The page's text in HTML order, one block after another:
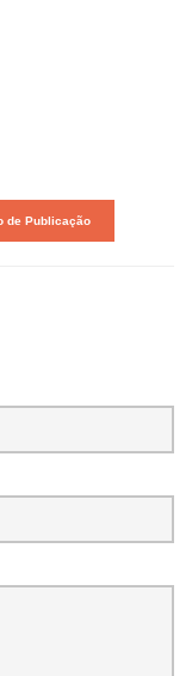
de Publicação